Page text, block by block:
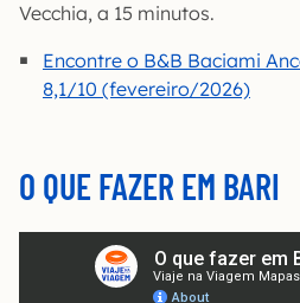
Vecchia, a 15 minutos.
Encontre o B&B Baciami
8,1/10 (fevereiro/2026)
O QUE FAZER EM BARI